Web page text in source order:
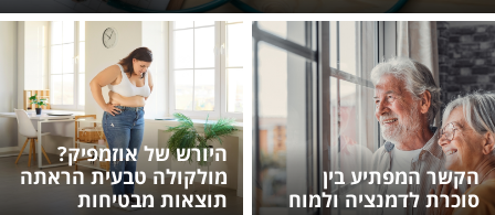
הקשר המפתיע בין
סוכרת לדמנציה ולמוח
היורש של אוזמפיק?
מולקולה טבעית הראתה
תוצאות מבטיחות